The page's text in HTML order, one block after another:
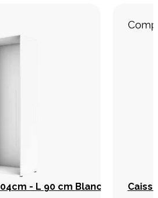
- L 90 cm Blanc